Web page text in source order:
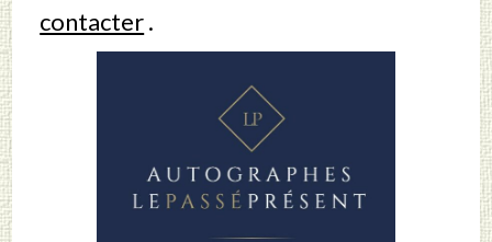
contacter.